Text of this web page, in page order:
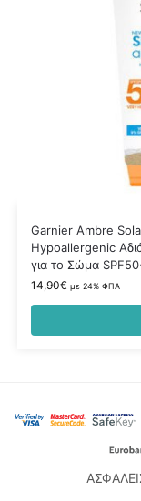
Garnier Ambre
Hypoallergenic
για το Σώμα
14,90€ με 24% ΦΠΑ